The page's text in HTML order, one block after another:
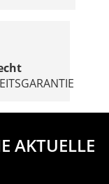
AKTUELLE